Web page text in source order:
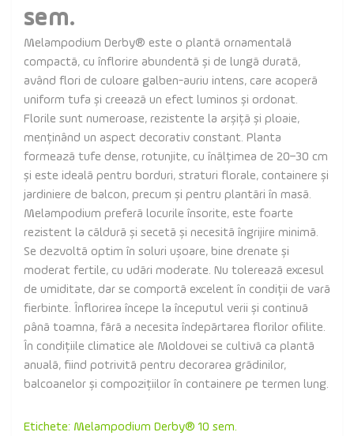
sem.
Melampodium Derby® este o plantă ornamentală
compactă, cu înflorire abundentă și de lungă durată,
având flori de culoare galben-auriu intens, care acoperă
uniform tufa și creează un efect luminos și ordonat.
Florile sunt numeroase, rezistente la arșiță și ploaie,
menținând un aspect decorativ constant. Planta
formează tufe dense, rotunjite, cu înălțimea de 20–30 cm
și este ideală pentru borduri, straturi florale, containere și
jardiniere de balcon, precum și pentru plantări în masă.
Melampodium preferă locurile însorite, este foarte
rezistent la căldură și secetă și necesită îngrijire minimă.
Se dezvoltă optim în soluri ușoare, bine drenate și
moderat fertile, cu udări moderate. Nu tolerează excesul
de umiditate, dar se comportă excelent în condiții de vară
fierbinte. Înflorirea începe la începutul verii și continuă
până toamna, fără a necesita îndepărtarea florilor ofilite.
În condițiile climatice ale Moldovei se cultivă ca plantă
anuală, fiind potrivită pentru decorarea grădinilor,
balcoanelor și compozițiilor în containere pe termen lung.
Etichete: Melampodium Derby® 10 sem.